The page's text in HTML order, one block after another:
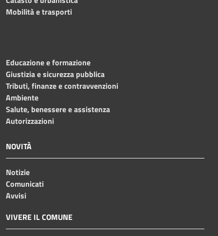
Mobilità e trasporti
Educazione e formazione
Giustizia e sicurezza pubblica
Tributi, finanze e contravvenzioni
Ambiente
Salute, benessere e assistenza
Autorizzazioni
NOVITÀ
Notizie
Comunicati
Avvisi
VIVERE IL COMUNE